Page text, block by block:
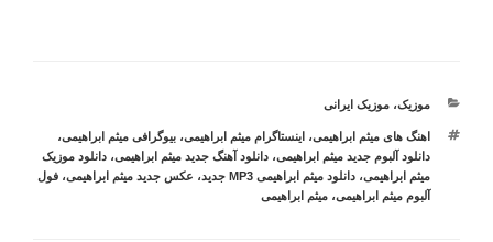
دسته‌ها
موزیک،موزیک ایرانی
برچسب‌ها
اهنگ های میثم ابراهیمی، اینستاگرام میثم ابراهیمی،بیوگرافی میثم ابراهیمی،
دانلود آلبوم جدید میثم ابراهیمی،دانلود آهنگ جدید میثم ابراهیمی،دانلود موزیک
میثم ابراهیمی،دانلود میثم ابراهیمی MP3 جدید ، عکس جدید میثم ابراهیمی،فول
آلبوم میثم ابراهیمی،میثم ابراهیمی